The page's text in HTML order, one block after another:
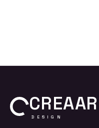
CREAAR
DESIGN